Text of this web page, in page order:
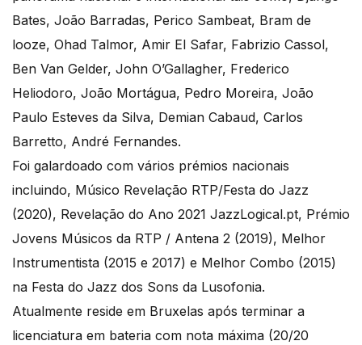
Bates, João Barradas, Perico Sambeat, Bram de
looze, Ohad Talmor, Amir El Safar, Fabrizio Cassol,
Ben Van Gelder, John O’Gallagher, Frederico
Heliodoro, João Mortágua, Pedro Moreira, João
Paulo Esteves da Silva, Demian Cabaud, Carlos
Barretto, André Fernandes.
Foi galardoado com vários prémios nacionais
incluindo, Músico Revelação RTP/Festa do Jazz
(2020), Revelação do Ano 2021 JazzLogical.pt, Prémio
Jovens Músicos da RTP / Antena 2 (2019), Melhor
Instrumentista (2015 e 2017) e Melhor Combo (2015)
na Festa do Jazz dos Sons da Lusofonia.
Atualmente reside em Bruxelas após terminar a
licenciatura em bateria com nota máxima (20/20